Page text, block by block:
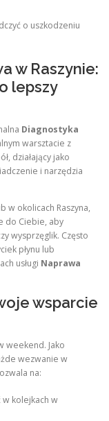
o uszkodzeniu
w Raszynie:
lepszy
Diagnostyka
warsztacie z
działający jako
i narzędzia
w okolicach Raszyna,
do Ciebie, aby
wysprzęglik. Często
płynu lub
usługi Naprawa
wsparcie
weekend. Jako
wezwanie w
na:
w kolejkach w